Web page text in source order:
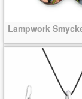
Lampwork